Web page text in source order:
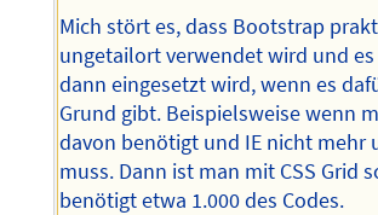
Mich stört es, dass Bootstrap
ungetailort verwendet wird und
dann eingesetzt wird, wenn es
Grund gibt. Beispielsweise wenn
davon benötigt und IE nicht mehr
muss. Dann ist man mit CSS Grid
benötigt etwa 1.000 des Codes.